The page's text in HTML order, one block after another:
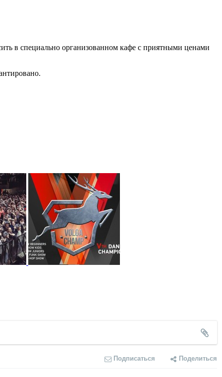
в специально организованном кафе с приятными ценами
Подписаться Поделиться